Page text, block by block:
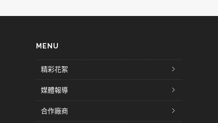
MENU
精彩花絮
媒體報導
合作廠商